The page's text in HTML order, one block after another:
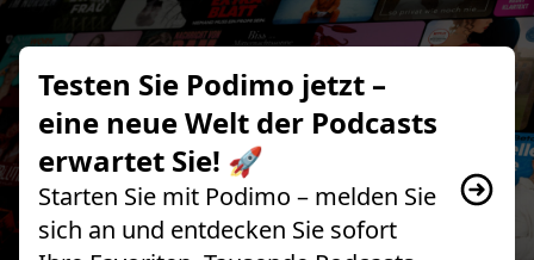
Testen Sie Podimo jetzt –
eine neue Welt der Podcasts
erwartet Sie! 🚀
Starten Sie mit Podimo – melden Sie
sich an und entdecken Sie sofort